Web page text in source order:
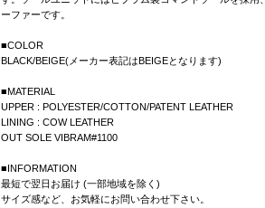
ーファーです。
■COLOR
BLACK/BEIGE(メーカー表記はBEIGEとなります)
■MATERIAL
UPPER : POLYESTER/COTTON/PATENT LEATHER
LINING : COW LEATHER
OUT SOLE VIBRAM#1100
■INFORMATION
最短で翌日お届け (一部地域を除く)
サイズ感など、お気軽にお問い合わせ下さい。